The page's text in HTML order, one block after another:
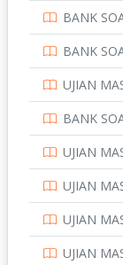
SEPULUH
INSTITUT
IPDN /
POLRI
POLTEK
BANK
BANK
UJIAN
BANK
UJIAN
UJIAN
UJIAN
UJIAN